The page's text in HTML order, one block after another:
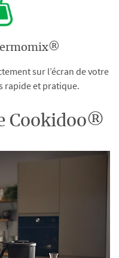
sur l’écran de votre
rapide et pratique.
Cookidoo®